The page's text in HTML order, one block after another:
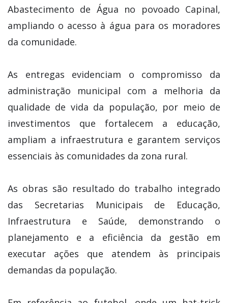
Abastecimento de Água no povoado Capinal,
ampliando o acesso à água para os moradores
da comunidade.
As entregas evidenciam o compromisso da
administração municipal com a melhoria da
qualidade de vida da população, por meio de
investimentos que fortalecem a educação,
ampliam a infraestrutura e garantem serviços
essenciais às comunidades da zona rural.
As obras são resultado do trabalho integrado
das Secretarias Municipais de Educação,
Infraestrutura e Saúde, demonstrando o
planejamento e a eficiência da gestão em
executar ações que atendem às principais
demandas da população.